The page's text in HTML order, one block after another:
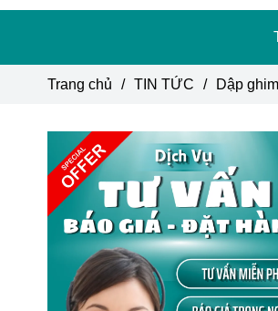
Trang chủ / TIN TỨC / Dập